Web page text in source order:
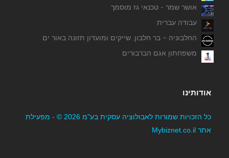
תדמית אומנות בעץ
אושר שמר - טכנאי גז מוסמך
עבודה עברית
החלבוניה – בר חלבון, שייקים ומועדון תזונה באור ים
משפחתון אגם הברבורים
אודותינו
כל הזכויות שמורות לאבולוציה עסקית בע"מ 2026 © - מפעילת
אתר Mybiznet.co.il